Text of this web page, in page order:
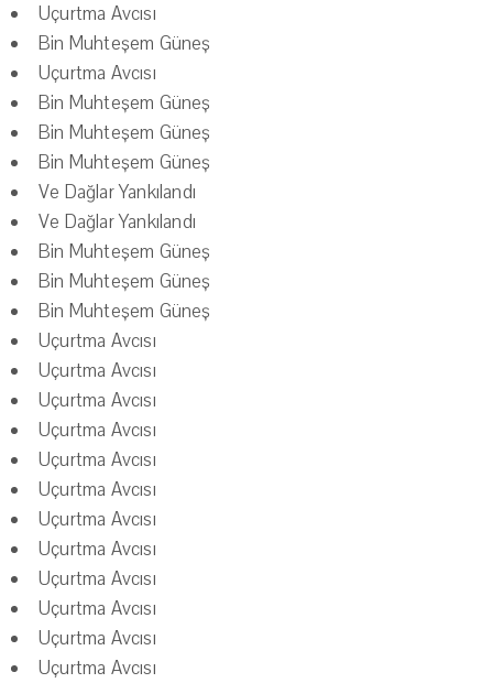
Uçurtma Avcısı
Bin Muhteşem Güneş
Uçurtma Avcısı
Bin Muhteşem Güneş
Bin Muhteşem Güneş
Bin Muhteşem Güneş
Ve Dağlar Yankılandı
Ve Dağlar Yankılandı
Bin Muhteşem Güneş
Bin Muhteşem Güneş
Bin Muhteşem Güneş
Uçurtma Avcısı
Uçurtma Avcısı
Uçurtma Avcısı
Uçurtma Avcısı
Uçurtma Avcısı
Uçurtma Avcısı
Uçurtma Avcısı
Uçurtma Avcısı
Uçurtma Avcısı
Uçurtma Avcısı
Uçurtma Avcısı
Uçurtma Avcısı